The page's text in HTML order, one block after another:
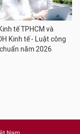
tế TPHCM và
Kinh tế - Luật công
năm 2026